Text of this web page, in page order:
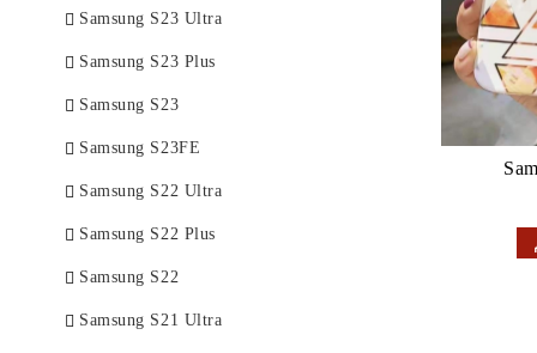
букси,блок зареждане
Samsung S23 Ultra
Samsung S23 Plus
Samsung S23
Samsung S23FE
Samsung S22 Ultra
Samsung S22 Plus
Samsung S22
Samsung S21 Ultra